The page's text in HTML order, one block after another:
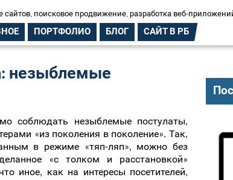
сайтов, поисковое продвижение, разработка веб-
ПОРТФОЛИО БЛОГ САЙТ В РБ
незыблемые
соблюдать незыблемые постулаты,
«из поколения в поколение». Так,
в режиме «тяп-ляп», можно без
«с толком и расстановкой»
иное, как на интересы посетителей,